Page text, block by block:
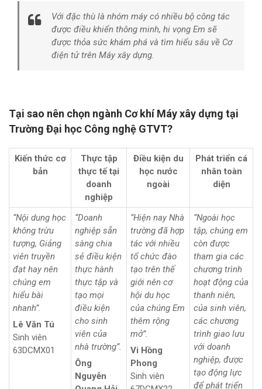
Với đặc thù là nhóm máy có nhiều bộ công tác
được điều khiển thông minh, hi vọng Em sẽ
được thỏa sức khám phá và tìm hiểu sâu về Cơ
điện tử trên Máy xây dựng.
Tại sao nên chọn ngành Cơ khí Máy xây dựng tại
Trường Đại học Công nghệ GTVT?
Kiến thức cơ
bản
Thực tập
thực tế tại
doanh
nghiệp
Điều kiện du
học nước
ngoài
Phát triển cá
nhân toàn
diện
“Nội dung học
không trừu
tượng, Giảng
viên truyền
đạt hay nên
chúng em
hiểu bài
nhanh”.
Lê Văn Tú
Sinh viên
63DCMX01
“Doanh
nghiệp sẵn
sàng chia
sẻ điều kiện
thực hành
thực tập và
tạo mọi
điều kiện
cho sinh
viên của
nhà trường”.
Ông
Nguyễn
“Hiện nay Nhà
trường đã hợp
tác với nhiều
tổ chức đào
tạo trên thế
giới nên cơ
hội du học
của chúng Em
thêm rộng
mở”.
Vi Hồng
Phong
Sinh viên
“Ngoài học
tập, chúng em
còn được
tham gia các
chương trình
hoạt động của
thanh niên,
của sinh viên,
các chương
trình giao lưu
với doanh
nghiệp, được
tạo động lực
để phát triển